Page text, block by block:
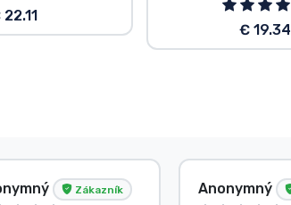
€ 19.34
Zákazník Anonymný